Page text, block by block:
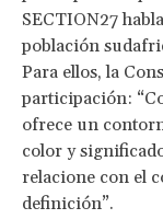
SECTION27
población
Para ellos, la
participación:
ofrece un
color y
relacione con el
definición”.